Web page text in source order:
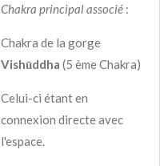
Chakra principal associé :
Chakra de la gorge
Vishūddha (5 ème Chakra)
Celui-ci étant en
connexion directe avec
l'espace.